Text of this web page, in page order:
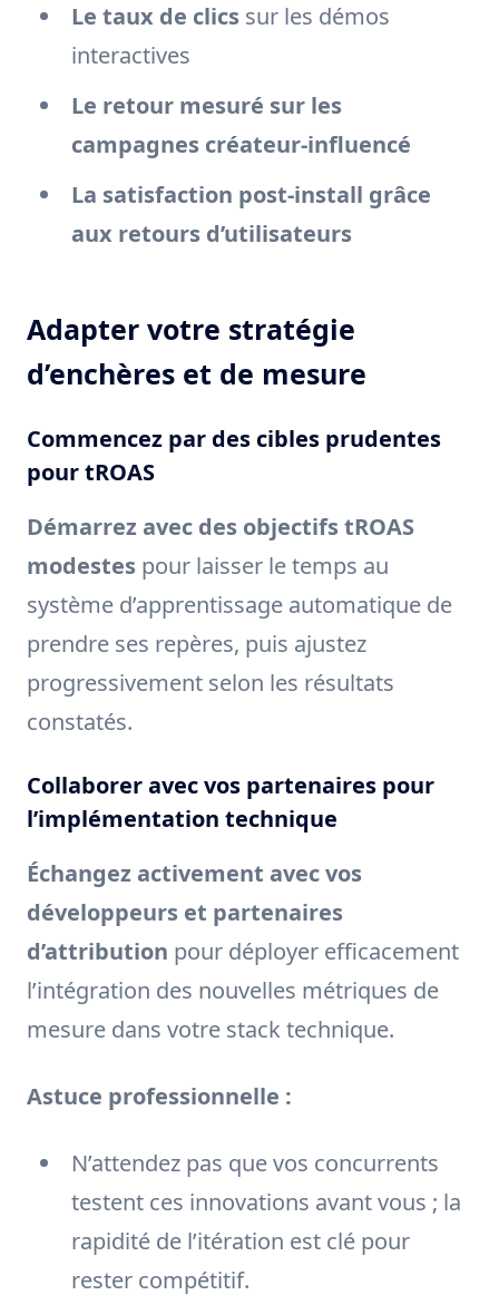
Le taux de clics sur les démos
interactives
Le retour mesuré sur les
campagnes créateur-influencé
La satisfaction post-install grâce
aux retours d’utilisateurs
Adapter votre stratégie
d’enchères et de mesure
Commencez par des cibles prudentes
pour tROAS
Démarrez avec des objectifs tROAS
modestes pour laisser le temps au
système d’apprentissage automatique de
prendre ses repères, puis ajustez
progressivement selon les résultats
constatés.
Collaborer avec vos partenaires pour
l’implémentation technique
Échangez activement avec vos
développeurs et partenaires
d’attribution pour déployer efficacement
l’intégration des nouvelles métriques de
mesure dans votre stack technique.
Astuce professionnelle :
N’attendez pas que vos concurrents
testent ces innovations avant vous ; la
rapidité de l’itération est clé pour
rester compétitif.